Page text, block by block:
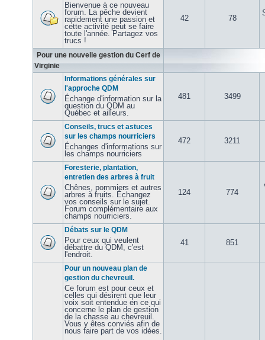
Bienvenue à ce nouveau
forum. La pêche devient
rapidement une passion et
cette activité peut se faire
toute l'année. Partagez vos
trucs !
42 78
Pour une nouvelle gestion du Cerf de
Virginie
Informations générales sur
l'approche QDM
Échange d'information sur la
question du QDM au
Québec et ailleurs.
481 3499
Conseils, trucs et astuces
sur les champs nourriciers
Échanges d'informations sur
les champs nourriciers
472 3211
Foresterie, plantation,
entretien des arbres à fruit
Chênes, pommiers et autres
arbres à fruits. Échangez
vos conseils sur le sujet.
Forum complémentaire aux
champs nourriciers.
124 774
Débats sur le QDM
Pour ceux qui veulent
débattre du QDM, c'est
l'endroit.
41 851
Pour un nouveau plan de
gestion du chevreuil.
Ce forum est pour ceux et
celles qui désirent que leur
voix soit entendue en ce qui
concerne le plan de gestion
de la chasse au chevreuil.
Vous y êtes conviés afin de
nous faire part de vos idées.